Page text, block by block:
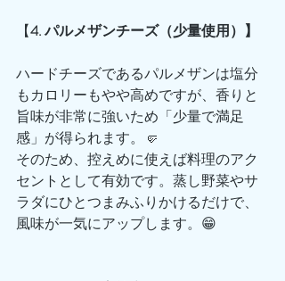
【4. パルメザンチーズ（少量使用）】
ハードチーズであるパルメザンは塩分
もカロリーもやや高めですが、香りと
旨味が非常に強いため「少量で満足
感」が得られます。🤛
そのため、控えめに使えば料理のアク
セントとして有効です。蒸し野菜やサ
ラダにひとつまみふりかけるだけで、
風味が一気にアップします。😁